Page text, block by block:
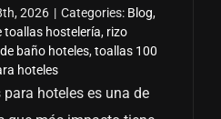
2026 | Categories: Blog,
toallas hostelería, rizo
baño hoteles,toallas 100
hoteles
hoteles es una de